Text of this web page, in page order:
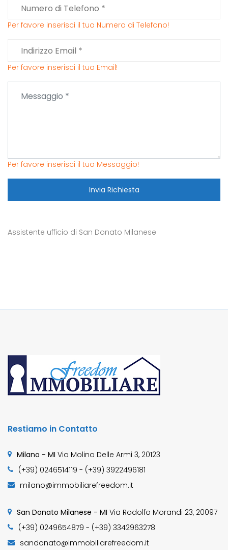
Per favore inserisci il tuo Numero di Telefono!
Per favore inserisci il tuo Email!
Per favore inserisci il tuo Messaggio!
Invia Richiesta
Assistente ufficio di San Donato Milanese
Restiamo in Contatto
Milano - MI Via Molino Delle Armi 3, 20123
(+39) 0246514119 - (+39) 3922496181
milano@immobiliarefreedom.it
San Donato Milanese - MI Via Rodolfo Morandi 23, 20097
(+39) 0249654879 - (+39) 3342963278
sandonato@immobiliarefreedom.it